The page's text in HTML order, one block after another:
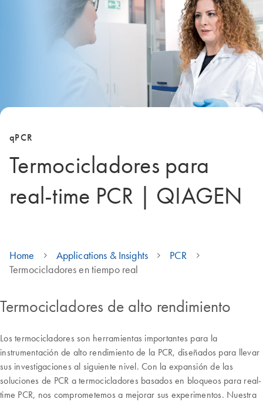
qPCR
Termocicladores para
real-time PCR | QIAGEN
Home Applications & Insights
PCR
Termocicladores en tiempo real
Termocicladores de alto rendimiento
Los termocicladores son herramientas importantes para la
instrumentación de alto rendimiento de la PCR, diseñados para llevar
sus investigaciones al siguiente nivel. Con la expansión de las
soluciones de PCR a termocicladores basados en bloqueos para real-
time PCR, nos comprometemos a mejorar sus experimentos. Nuestra